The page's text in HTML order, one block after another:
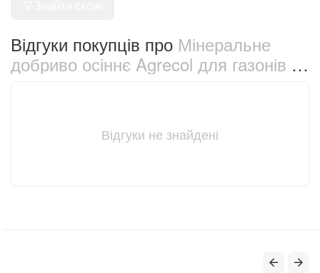
Відгуки покупців про Мінеральне
добриво осіннє Agrecol для газонів 5
Відгуки не знайдені